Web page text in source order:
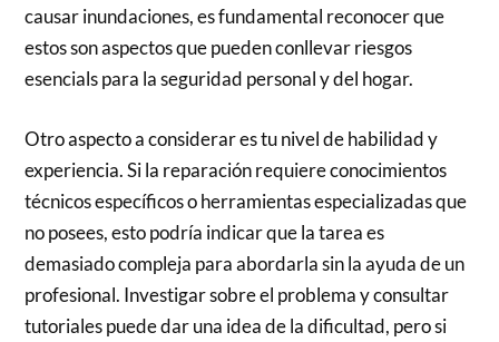
causar inundaciones, es fundamental reconocer que
estos son aspectos que pueden conllevar riesgos
esencials para la seguridad personal y del hogar.
Otro aspecto a considerar es tu nivel de habilidad y
experiencia. Si la reparación requiere conocimientos
técnicos específicos o herramientas especializadas que
no posees, esto podría indicar que la tarea es
demasiado compleja para abordarla sin la ayuda de un
profesional. Investigar sobre el problema y consultar
tutoriales puede dar una idea de la dificultad, pero si